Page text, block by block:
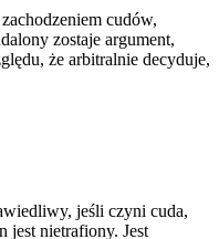
cudów,
zostaje argument,
że arbitralnie decyduje,
jeśli czyni cuda,
jest nietrafiony. Jest